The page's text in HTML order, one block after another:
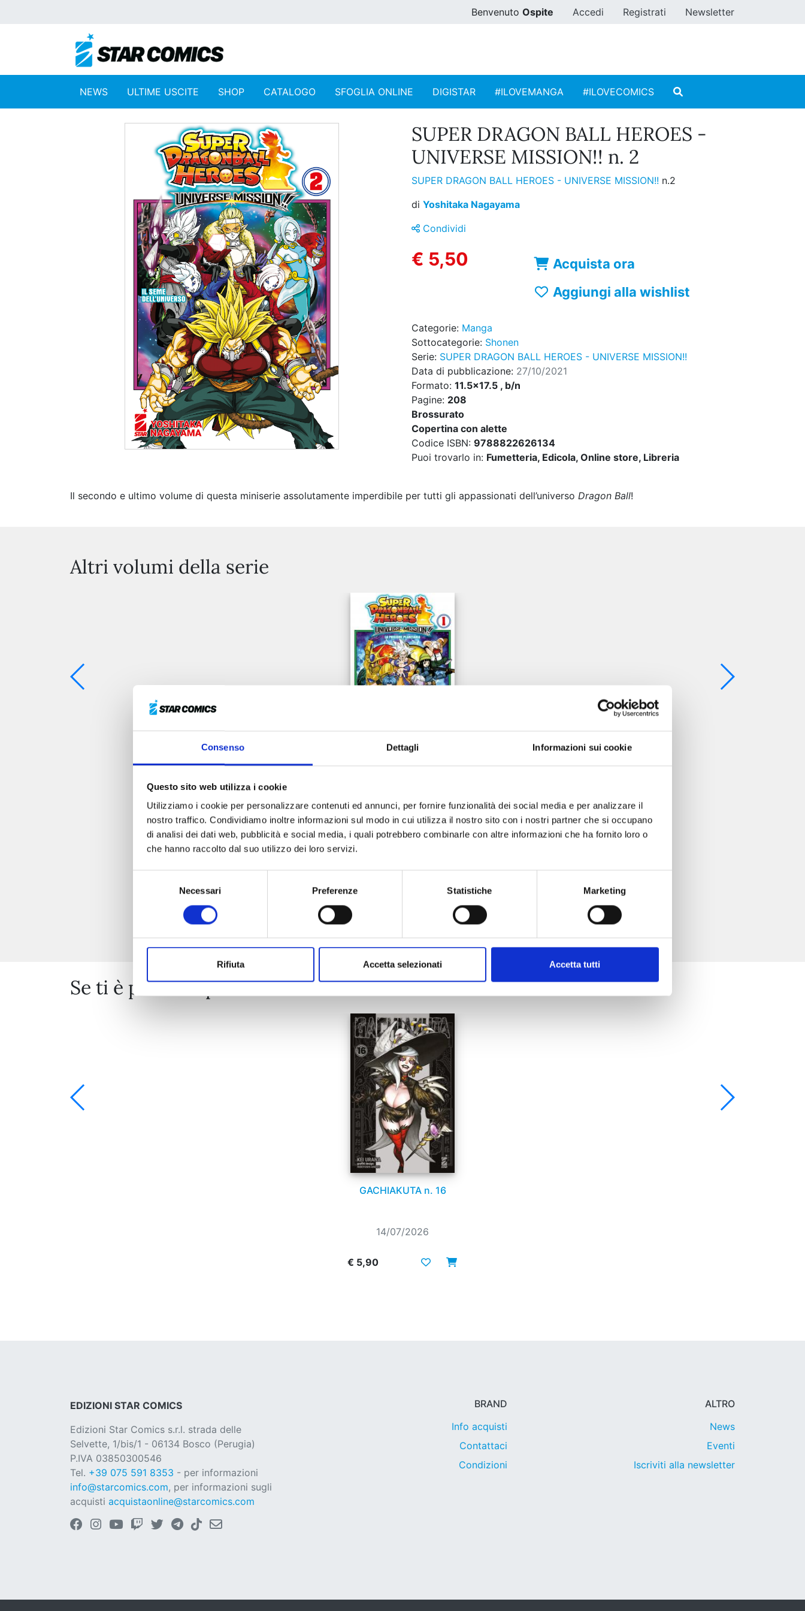
Consenso Dettagli Informazioni sui cookie
Questo sito web utilizza i cookie
Utilizziamo i cookie per personalizzare contenuti ed annunci, per fornire funzionalità dei social media e per analizzare il
nostro traffico. Condividiamo inoltre informazioni sul modo in cui utilizza il nostro sito con i nostri partner che si occupano
di analisi dei dati web, pubblicità e social media, i quali potrebbero combinarle con altre informazioni che ha fornito loro o
che hanno raccolto dal suo utilizzo dei loro servizi.
Necessari Preferenze Statistiche Marketing
Rifiuta Accetta selezionati Accetta tutti
Benvenuto Ospite Accedi Registrati Newsletter
NEWS ULTIME USCITE SHOP CATALOGO SFOGLIA ONLINE DIGISTAR #ILOVEMANGA #ILOVECOMICS
SUPER DRAGON BALL HEROES -
UNIVERSE MISSION!! n. 2
SUPER DRAGON BALL HEROES - UNIVERSE MISSION!! n.2
di Yoshitaka Nagayama
Condividi
€ 5,50
Acquista ora
Aggiungi alla wishlist
Categorie: Manga
Sottocategorie: Shonen
Serie: SUPER DRAGON BALL HEROES - UNIVERSE MISSION!!
Data di pubblicazione: 27/10/2021
Formato: 11.5x17.5 , b/n
Pagine: 208
Brossurato
Copertina con alette
Codice ISBN: 9788822626134
Puoi trovarlo in: Fumetteria, Edicola, Online store, Libreria
Il secondo e ultimo volume di questa miniserie assolutamente imperdibile per tutti gli appassionati dell’universo Dragon Ball!
Altri volumi della serie
SUPER DRAGON BALL HEROES - UNIVERSE MISSION!! n. 1
22/09/2021
€ 5,50
Se ti è piaciuto prova anche:
GACHIAKUTA n. 16
14/07/2026
€ 5,90
EDIZIONI STAR COMICS
Edizioni Star Comics s.r.l. strada delle
Selvette, 1/bis/1 - 06134 Bosco (Perugia)
P.IVA 03850300546
Tel. +39 075 591 8353 - per informazioni
info@starcomics.com, per informazioni sugli
acquisti acquistaonline@starcomics.com
BRAND
Info acquisti
Contattaci
Condizioni
ALTRO
News
Eventi
Iscriviti alla newsletter